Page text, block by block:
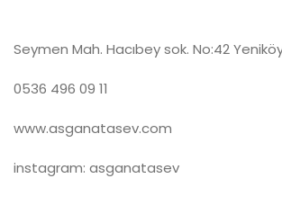
Seymen Mah. Hacıbey sok. No:42
0536 496 09 11
www.asganatasev.com
instagram: asganatasev